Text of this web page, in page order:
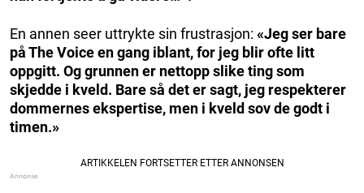
En annen seer uttrykte sin frustrasjon: «Jeg ser bare
på The Voice en gang iblant, for jeg blir ofte litt
oppgitt. Og grunnen er nettopp slike ting som
skjedde i kveld. Bare så det er sagt, jeg respekterer
dommernes ekspertise, men i kveld sov de godt i
timen.»